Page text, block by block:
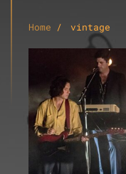
Home vintage